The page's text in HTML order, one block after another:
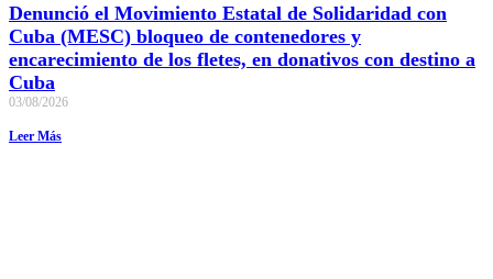
Denunció el Movimiento Estatal de Solidaridad con
Cuba (MESC) bloqueo de contenedores y
encarecimiento de los fletes, en donativos con destino a
Cuba
03/08/2026
Leer Más